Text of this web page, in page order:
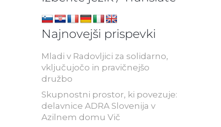
Najnovejši prispevki
Mladi v Radovljici za solidarno,
vključujočo in pravičnejšo
družbo
Skupnostni prostor, ki povezuje:
delavnice ADRA Slovenija v
Azilnem domu Vič